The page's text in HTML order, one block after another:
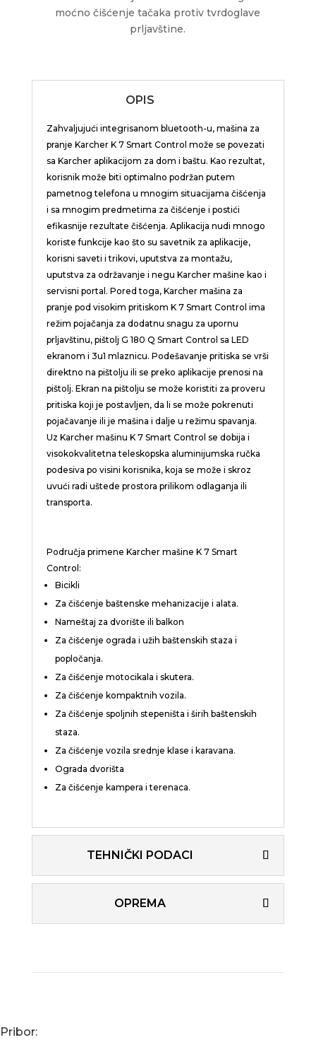
moćno čišćenje tačaka protiv tvrdoglave
prljavštine.
OPIS
Zahvaljujući integrisanom bluetooth-u, mašina za
pranje Karcher K 7 Smart Control može se povezati
sa Karcher aplikacijom za dom i baštu. Kao rezultat,
korisnik može biti optimalno podržan putem
pametnog telefona u mnogim situacijama čišćenja
i sa mnogim predmetima za čišćenje i postići
efikasnije rezultate čišćenja. Aplikacija nudi mnogo
koriste funkcije kao što su savetnik za aplikacije,
korisni saveti i trikovi, uputstva za montažu,
uputstva za održavanje i negu Karcher mašine kao i
servisni portal. Pored toga, Karcher mašina za
pranje pod visokim pritiskom K 7 Smart Control ima
režim pojačanja za dodatnu snagu za upornu
prljavštinu, pištolj G 180 Q Smart Control sa LED
ekranom i 3u1 mlaznicu. Podešavanje pritiska se vrši
direktno na pištolju ili se preko aplikacije prenosi na
pištolj. Ekran na pištolju se može koristiti za proveru
pritiska koji je postavljen, da li se može pokrenuti
pojačavanje ili je mašina i dalje u režimu spavanja.
Uz Karcher mašinu K 7 Smart Control se dobija i
visokokvalitetna teleskopska aluminijumska ručka
podesiva po visini korisnika, koja se može i skroz
uvući radi uštede prostora prilikom odlaganja ili
transporta.
Područja primene Karcher mašine K 7 Smart
Control:
Bicikli
Za čišćenje baštenske mehanizacije i alata.
Nameštaj za dvorište ili balkon
Za čišćenje ograda i užih baštenskih staza i
popločanja.
Za čišćenje motocikala i skutera.
Za čišćenje kompaktnih vozila.
Za čišćenje spoljnih stepeništa i širih baštenskih
staza.
Za čišćenje vozila srednje klase i karavana.
Ograda dvorišta
Za čišćenje kampera i terenaca.
TEHNIČKI PODACI
OPREMA
Pribor: